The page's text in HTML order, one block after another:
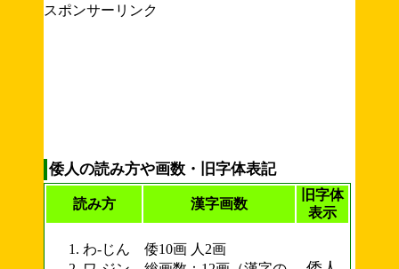
スポンサーリンク
倭人の読み方や画数・旧字体表記
読み方 漢字画数
旧字体
表示
わ-じん
倭10画 人2画